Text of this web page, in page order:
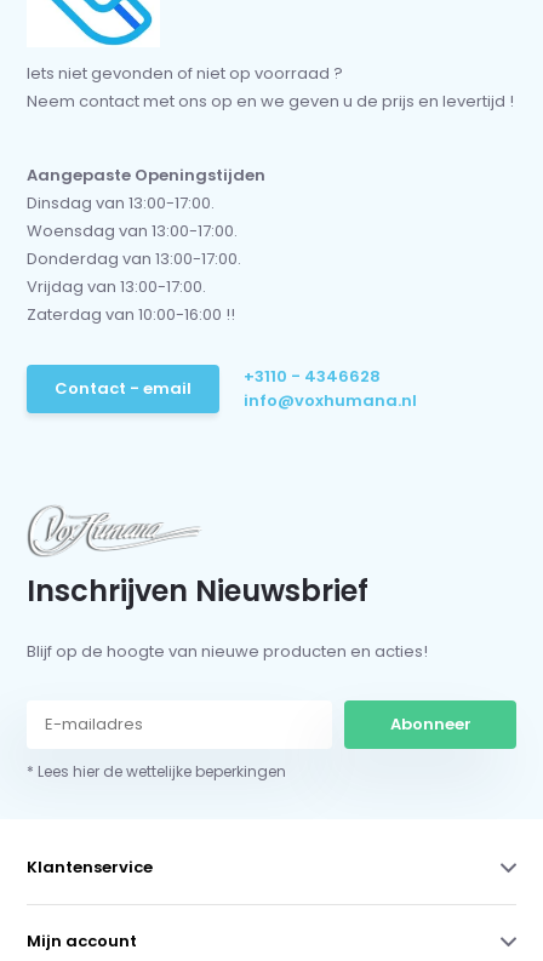
Iets niet gevonden of niet op voorraad ?
Neem contact met ons op en we geven u de prijs en levertijd !
Aangepaste Openingstijden
Dinsdag van 13:00-17:00.
Woensdag van 13:00-17:00.
Donderdag van 13:00-17:00.
Vrijdag van 13:00-17:00.
Zaterdag van 10:00-16:00 !!
Contact - email
+3110 - 4346628
info@voxhumana.nl
Inschrijven Nieuwsbrief
Blijf op de hoogte van nieuwe producten en acties!
Abonneer
* Lees hier de wettelijke beperkingen
Klantenservice
Mijn account